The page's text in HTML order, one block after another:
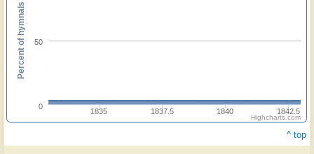
1835 1837.5 1840 1842.5
0
50
Percent of hymnals
Highcharts.com
^ top